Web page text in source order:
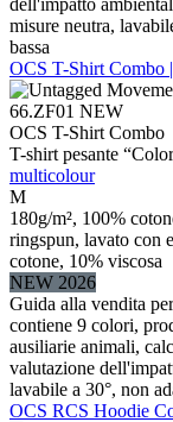
dell'impatto
misure neutra,
bassa
OCS T-Shirt Combo
66.ZF01 NEW
OCS T-Shirt Combo
T-shirt pesante
multicolour
M
180g/m², 100%
ringspun, lavato con
cotone, 10% viscosa
NEW 2026
Guida alla vendita
contiene 9 colori,
ausiliarie animali,
valutazione
lavabile a 30°, non
OCS RCS Hoodie